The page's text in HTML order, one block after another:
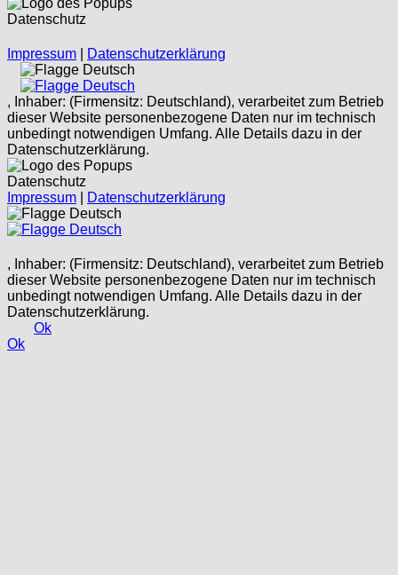
Datenschutz
Impressum
Datenschutzerklärung
Deutsch
Deutsch
, Inhaber: (Firmensitz: Deutschland), verarbeitet zum Betrieb
dieser Website personenbezogene Daten nur im technisch
unbedingt notwendigen Umfang. Alle Details dazu in der
Datenschutzerklärung.
Datenschutz
Impressum
Datenschutzerklärung
Deutsch
Deutsch
, Inhaber: (Firmensitz: Deutschland), verarbeitet zum Betrieb
dieser Website personenbezogene Daten nur im technisch
unbedingt notwendigen Umfang. Alle Details dazu in der
Datenschutzerklärung.
Ok
Ok